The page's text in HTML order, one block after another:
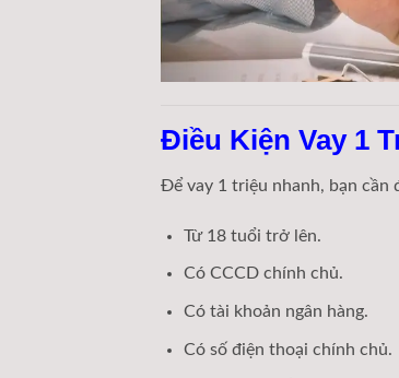
Điều Kiện Vay 1
Để vay 1 triệu nhanh, bạn cần
Từ 18 tuổi trở lên.
Có CCCD chính chủ.
Có tài khoản ngân hàng.
Có số điện thoại chính chủ.